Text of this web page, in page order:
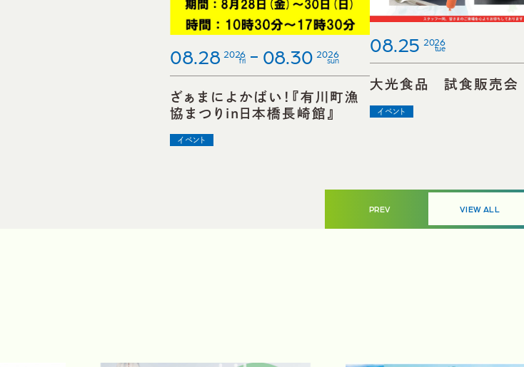
08.28 2026
fri 08.30 2026
sun
ざぁまによかばい！『有川町漁
協まつりin日本橋長崎館』
イベント
08.25 2026
tue
大光食品 試食販売会
イベント
PREV VIEW ALL